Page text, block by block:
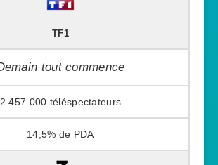
TF1
tout commence
2 457 000
14,5%